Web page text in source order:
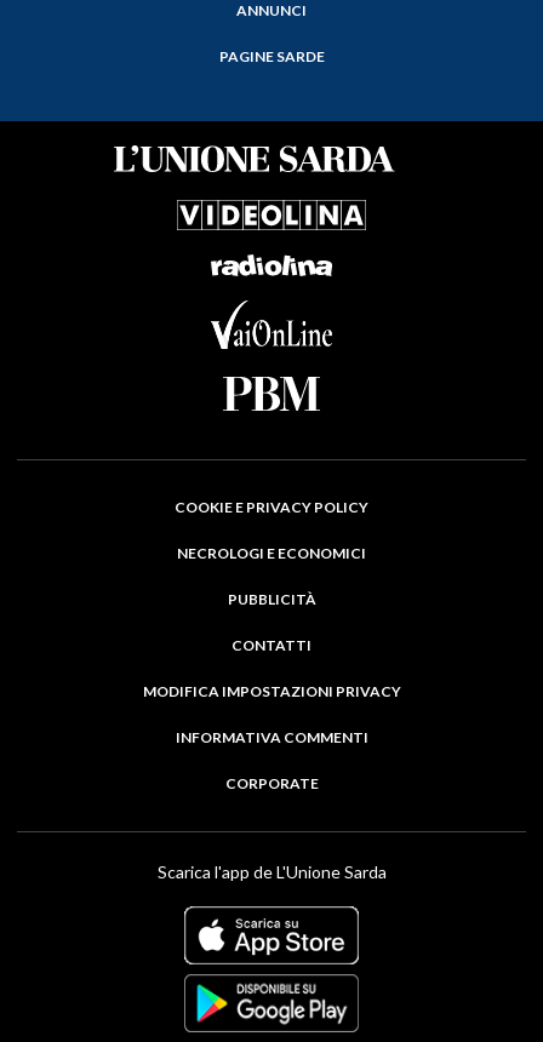
ANNUNCI
PAGINE SARDE
COOKIE E PRIVACY POLICY
NECROLOGI E ECONOMICI
PUBBLICITÀ
CONTATTI
MODIFICA IMPOSTAZIONI PRIVACY
INFORMATIVA COMMENTI
CORPORATE
Scarica l'app de L'Unione Sarda